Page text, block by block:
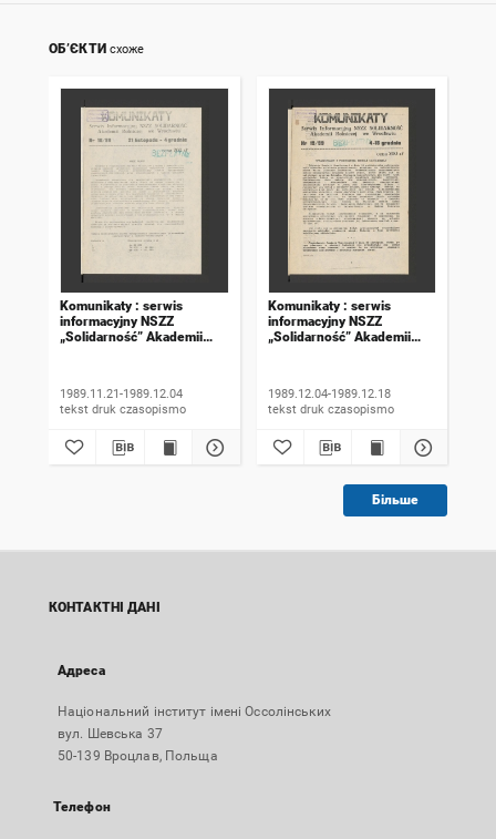
ОБ’ЄКТИ схоже
Komunikaty : serwis
informacyjny NSZZ
„Solidarność” Akademii
1989.11.21-1989.12.04
tekst druk czasopismo
Komunikaty : serwis
informacyjny NSZZ
„Solidarność” Akademii
1989.12.04-1989.12.18
tekst druk czasopismo
Більше
КОНТАКТНІ ДАНІ
Адреса
Національний інститут імені Оссолінських
вул. Шевська 37
50-139 Вроцлав, Польща
Телефон